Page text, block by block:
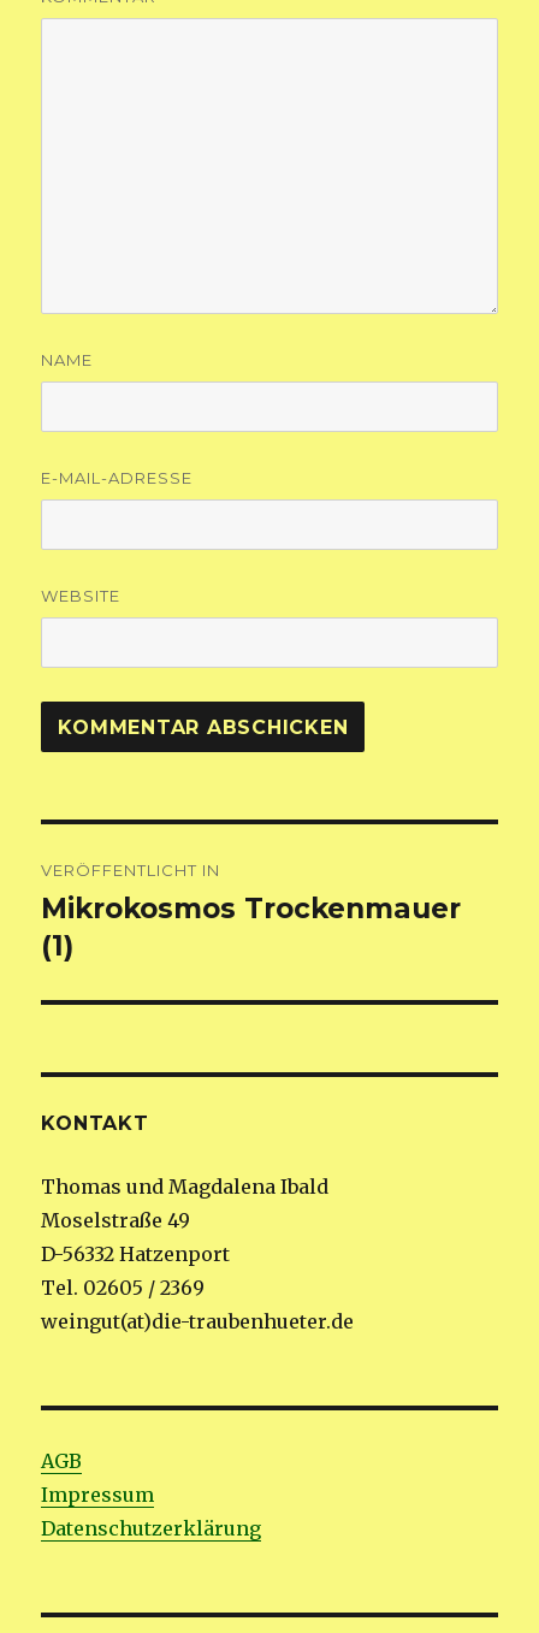
NAME
E-MAIL-ADRESSE
WEBSITE
VERÖFFENTLICHT IN
Mikrokosmos Trockenmauer
(1)
KONTAKT
Thomas und Magdalena Ibald
Moselstraße 49
D-56332 Hatzenport
Tel. 02605 / 2369
weingut(at)die-traubenhueter.de
AGB
Impressum
Datenschutzerklärung